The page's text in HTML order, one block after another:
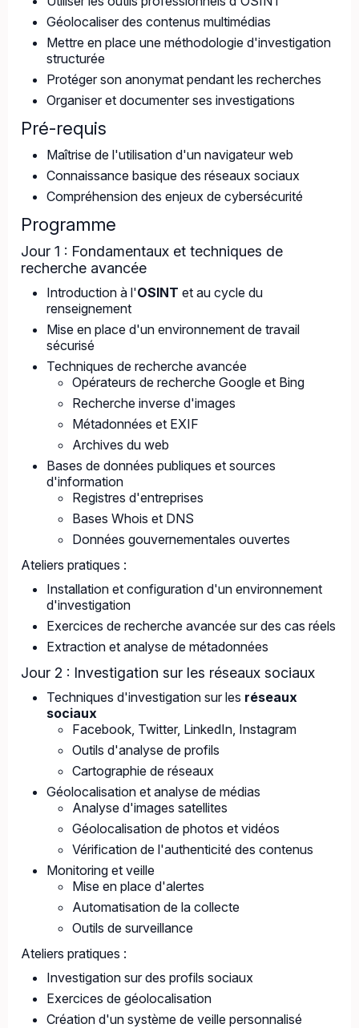
Géolocaliser des contenus multimédias
Mettre en place une méthodologie d'investigation
structurée
Protéger son anonymat pendant les recherches
Organiser et documenter ses investigations
Pré-requis
Maîtrise de l'utilisation d'un navigateur web
Connaissance basique des réseaux sociaux
Compréhension des enjeux de cybersécurité
Programme
Jour 1 : Fondamentaux et techniques de
recherche avancée
Introduction à l'OSINT et au cycle du
renseignement
Mise en place d'un environnement de travail
sécurisé
Techniques de recherche avancée
Opérateurs de recherche Google et Bing
Recherche inverse d'images
Métadonnées et EXIF
Archives du web
Bases de données publiques et sources
d'information
Registres d'entreprises
Bases Whois et DNS
Données gouvernementales ouvertes
Ateliers pratiques :
Installation et configuration d'un environnement
d'investigation
Exercices de recherche avancée sur des cas réels
Extraction et analyse de métadonnées
Jour 2 : Investigation sur les réseaux sociaux
Techniques d'investigation sur les réseaux
sociaux
Facebook, Twitter, LinkedIn, Instagram
Outils d'analyse de profils
Cartographie de réseaux
Géolocalisation et analyse de médias
Analyse d'images satellites
Géolocalisation de photos et vidéos
Vérification de l'authenticité des contenus
Monitoring et veille
Mise en place d'alertes
Automatisation de la collecte
Outils de surveillance
Ateliers pratiques :
Investigation sur des profils sociaux
Exercices de géolocalisation
Création d'un système de veille personnalisé